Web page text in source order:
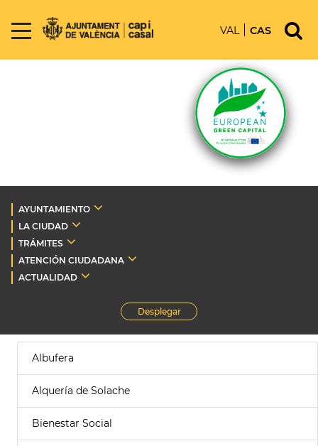
VAL CAS
AYUNTAMIENTO
LA CIUDAD
TRÁMITES
ATENCIÓN CIUDADANA
ACTUALIDAD
Desplegar
Albufera
Alquería de Solache
Bienestar Social